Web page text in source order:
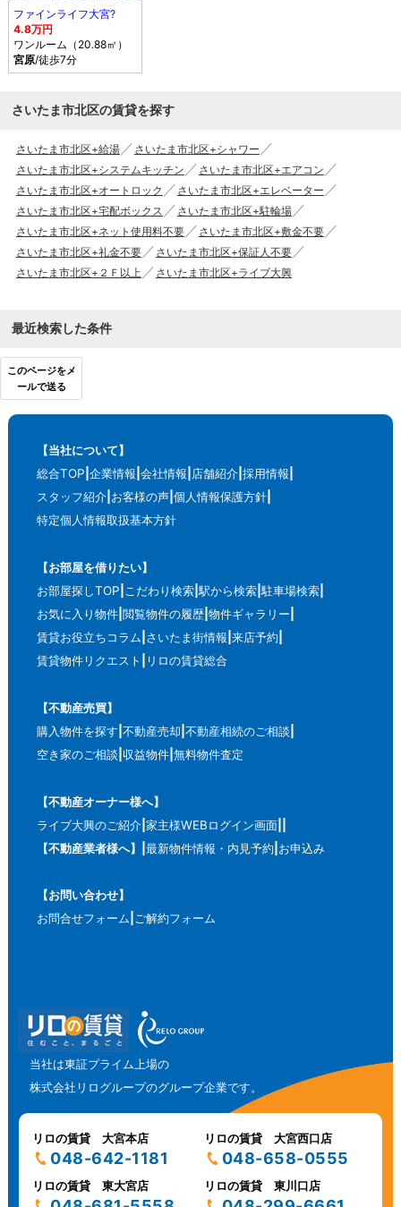
ファインライフ大宮?
4.8万円
ワンルーム（20.88㎡）
宮原/徒歩7分
さいたま市北区の賃貸を探す
さいたま市北区+給湯
さいたま市北区+シャワー
さいたま市北区+システムキッチン
さいたま市北区+エアコン
さいたま市北区+オートロック
さいたま市北区+エレベーター
さいたま市北区+宅配ボックス
さいたま市北区+駐輪場
さいたま市北区+ネット使用料不要
さいたま市北区+敷金不要
さいたま市北区+礼金不要
さいたま市北区+保証人不要
さいたま市北区+２Ｆ以上
さいたま市北区+ライブ大興
最近検索した条件
このページをメ
ールで送る
【当社について】
総合TOP 企業情報 会社情報 店舗紹介 採用情報
スタッフ紹介 お客様の声 個人情報保護方針
特定個人情報取扱基本方針
【お部屋を借りたい】
お部屋探しTOP こだわり検索 駅から検索 駐車場検索
お気に入り物件 閲覧物件の履歴 物件ギャラリー
賃貸お役立ちコラム さいたま街情報 来店予約
賃貸物件リクエスト
リロの賃貸総合
【不動産売買】
購入物件を探す 不動産売却 不動産相続のご相談
空き家のご相談 収益物件 無料物件査定
【不動産オーナー様へ】
ライブ大興のご紹介 家主様WEBログイン画面
【不動産業者様へ】
最新物件情報・内見予約 お申込み
【お問い合わせ】
お問合せフォーム ご解約フォーム
当社は東証プライム上場の
株式会社リログループのグループ企業です。
リロの賃貸 大宮本店
048-642-1181
リロの賃貸 大宮西口店
048-658-0555
リロの賃貸 東大宮店 リロの賃貸 東川口店